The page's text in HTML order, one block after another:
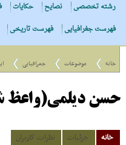
رشته تخصصی
نصایح حکایات
فهرست جغرافیایی
فهرست تاریخی
خانه موضوعات جغرافیایی
حسن دیلمی(واعظ
خانه جزئیات نظرات کاربران